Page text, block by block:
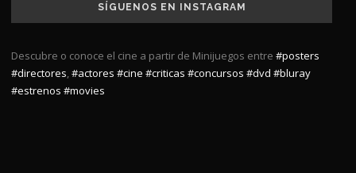
SÍGUENOS EN INSTAGRAM
Descubre o conoce el cine a partir de Minijuegos entre #posters
#directores,#actores #cine #criticas #concursos #dvd #bluray
#estrenos #movies